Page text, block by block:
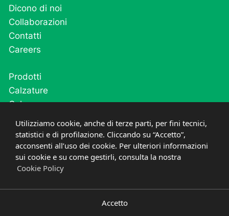
Dicono di noi
Collaborazioni
Contatti
Careers
Prodotti
Calzature
Calze
Plantari
Post operatorio e fase acuta
03669600268 CREDITS
Utilizziamo cookie, anche di terze parti, per fini tecnici,
statistici e di profilazione. Cliccando su “Accetto”,
acconsenti all’uso dei cookie. Per ulteriori informazioni
sui cookie e su come gestirli, consulta la nostra
Cookie Policy
Accetto